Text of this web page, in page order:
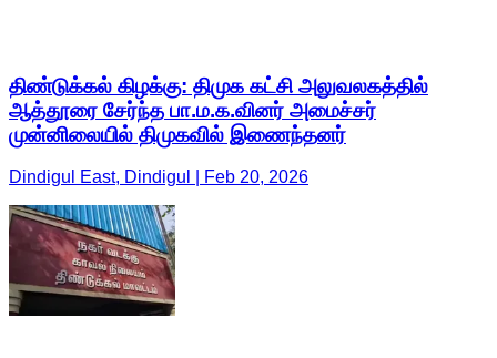
திண்டுக்கல் கிழக்கு: திமுக கட்சி அலுவலகத்தில்
ஆத்தூரை சேர்ந்த பா.ம.க.வினர் அமைச்சர்
முன்னிலையில் திமுகவில் இணைந்தனர்
Dindigul East, Dindigul | Feb 20, 2026